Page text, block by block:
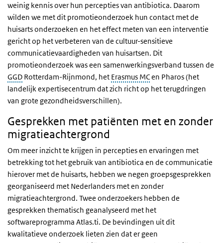
weinig kennis over hun percepties van antibiotica. Daarom
wilden we met dit promotieonderzoek hun contact met de
huisarts onderzoeken en het effect meten van een interventie
gericht op het verbeteren van de cultuur-sensitieve
communicatievaardigheden van huisartsen. Dit
promotieonderzoek was een samenwerkingsverband tussen de
GGD Rotterdam-Rijnmond, het Erasmus MCen Pharos (het
landelijk expertisecentrum dat zich richt op het terugdringen
van grote gezondheidsverschillen).
Gesprekken met patiënten met en zonder
migratieachtergrond
Om meer inzicht te krijgen in percepties en ervaringen met
betrekking tot het gebruik van antibiotica en de communicatie
hierover met de huisarts, hebben we negen groepsgesprekken
georganiseerd met Nederlanders met en zonder
migratieachtergrond. Twee onderzoekers hebben de
gesprekken thematisch geanalyseerd met het
softwareprogramma Atlas.ti. De bevindingen uit dit
kwalitatieve onderzoek lieten zien dat er geen